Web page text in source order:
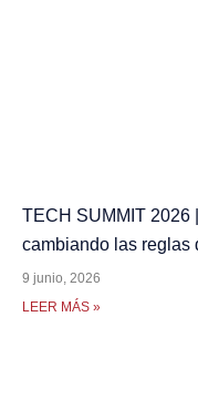
TECH SUMMIT 2026
cambiando las reglas
9 junio, 2026
LEER MÁS »